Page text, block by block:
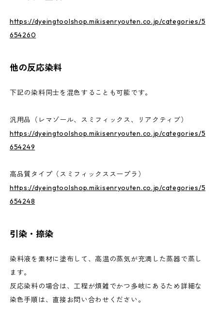
https://dyeingtoolshop.mikisenryouten.co.jp/categories/5
654260
他の反応染料
下記の染料同士を混色することも可能です。
汎用品（レマゾール、スミフィックス、リアクティブ）
https://dyeingtoolshop.mikisenryouten.co.jp/categories/5
654249
高品質タイプ（スミフィックススープラ）
https://dyeingtoolshop.mikisenryouten.co.jp/categories/5
654248
引染・捺染
染料液を素材に塗布して、高温の蒸気が充満した蒸器で蒸し
ます。
反応染料の場合は、工程が煩雑でかつ多岐にあるため詳細な
染色手順は、直接お問い合わせください。